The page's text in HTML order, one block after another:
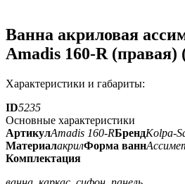
Ванна акриловая
Amadis 160-R (правая)
Характеристики и габариты:
ID5235
Основные характеристики
АртикулAmadis 160-RБрендKolpa-
МатериалакрилФорма ванн
Комплектация